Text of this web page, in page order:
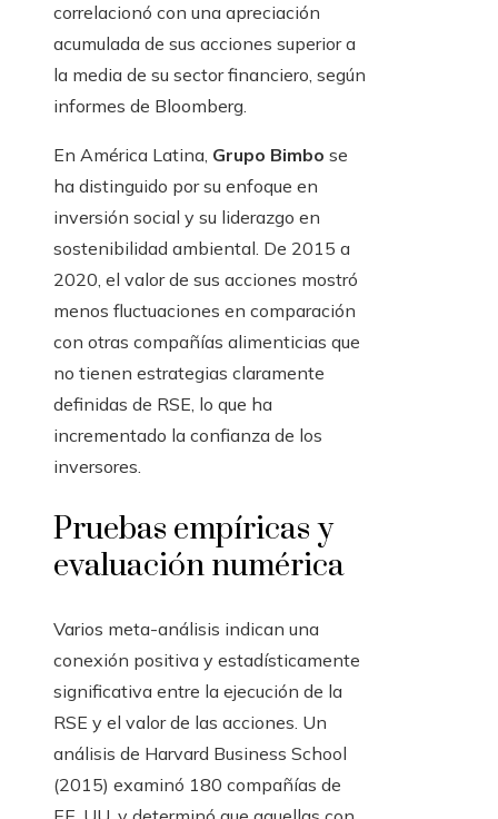
correlacionó con una apreciación
acumulada de sus acciones superior a
la media de su sector financiero, según
informes de Bloomberg.
En América Latina, Grupo Bimbo se
ha distinguido por su enfoque en
inversión social y su liderazgo en
sostenibilidad ambiental. De 2015 a
2020, el valor de sus acciones mostró
menos fluctuaciones en comparación
con otras compañías alimenticias que
no tienen estrategias claramente
definidas de RSE, lo que ha
incrementado la confianza de los
inversores.
Pruebas empíricas y
evaluación numérica
Varios meta-análisis indican una
conexión positiva y estadísticamente
significativa entre la ejecución de la
RSE y el valor de las acciones. Un
análisis de Harvard Business School
(2015) examinó 180 compañías de